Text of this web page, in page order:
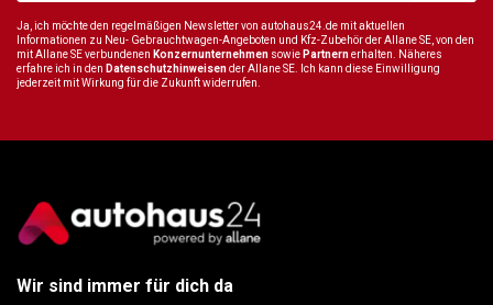
Ja, ich möchte den regelmäßigen Newsletter von autohaus24.de mit aktuellen
Informationen zu Neu- Gebrauchtwagen-Angeboten und Kfz-Zubehör der Allane SE, von den
mit Allane SE verbundenen Konzernunternehmen sowie Partnernerhalten. Näheres
erfahre ich in den Datenschutzhinweisender Allane SE. Ich kann diese Einwilligung
jederzeit mit Wirkung für die Zukunft widerrufen.
Wir sind immer für dich da